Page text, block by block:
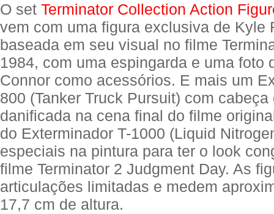
O set Terminator Collection Action
vem com uma figura exclusiva de Kyle
baseada em seu visual no filme
1984, com uma espingarda e uma foto
Connor como acessórios. E mais um
800 (Tanker Truck Pursuit) com cabeça
danificada na cena final do filme
do Exterminador T-1000 (Liquid
especiais na pintura para ter o look
filme Terminator 2 Judgment Day. As
articulações limitadas e medem
17,7 cm de altura.